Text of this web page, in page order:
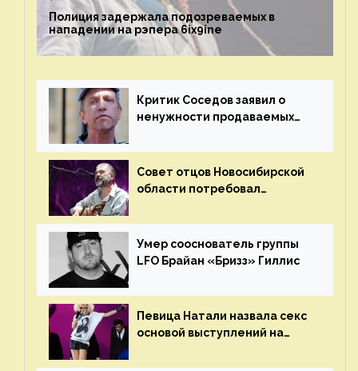
Полиция задержала подозреваемых в
нападении на рэпера 6ix9ine
Критик Соседов заявил о
ненужности продаваемых
Совет отцов Новосибирской
области потребовал
«Сплин»
Умер сооснователь группы
LFO Брайан «Бризз» Гиллис
Певица Натали назвала секс
основой выступлений на